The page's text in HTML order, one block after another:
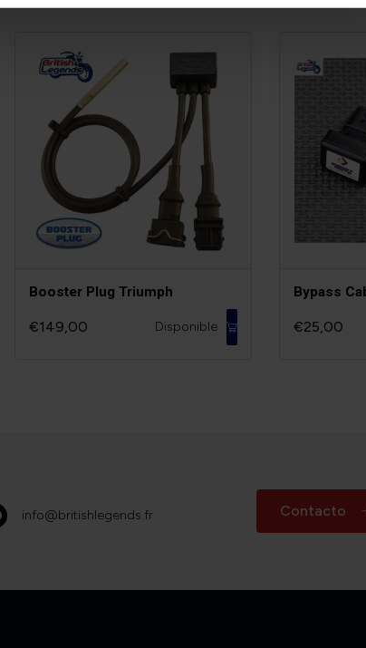
Booster Plug Triumph
€149,00 Disponible
Bypass
€25,00
info@britishlegends.fr Contacto